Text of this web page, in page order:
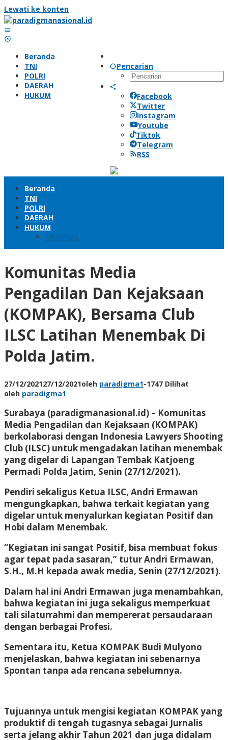
Lewati ke konten
Pencarian
Facebook
Twitter
Instagram
Youtube
Tiktok
Telegram
RSS
Beranda
TNI
POLRI
DAERAH
HUKUM
Beranda
TNI
POLRI
DAERAH
HUKUM
KRIMINAL
Komunitas Media
Pengadilan Dan Kejaksaan
(KOMPAK), Bersama Club
ILSC Latihan Menembak Di
Polda Jatim.
27/12/202127/12/2021oleh paradigma1-1747 Dilihat
oleh paradigma1
Surabaya (paradigmanasional.id) – Komunitas
Media Pengadilan dan Kejaksaan (KOMPAK)
berkolaborasi dengan Indonesia Lawyers Shooting
Club (ILSC) untuk mengadakan latihan menembak
yang digelar di Lapangan Tembak Katjoeng
Permadi Polda Jatim, Senin (27/12/2021).
Pendiri sekaligus Ketua ILSC, Andri Ermawan
mengungkapkan, bahwa terkait kegiatan yang
digelar untuk menyalurkan kegiatan Positif dan
Hobi dalam Menembak.
“Kegiatan ini sangat Positif, bisa membuat fokus
agar tepat pada sasaran,” tutur Andri Ermawan,
S.H., M.H kepada awak media, Senin (27/12/2021).
Dalam hal ini Andri Ermawan juga menambahkan,
bahwa kegiatan ini juga sekaligus memperkuat
tali silaturrahmi dan mempererat persaudaraan
dengan berbagai Profesi.
Sementara itu, Ketua KOMPAK Budi Mulyono
menjelaskan, bahwa kegiatan ini sebenarnya
Spontan tanpa ada rencana sebelumnya.
Tujuannya untuk mengisi kegiatan KOMPAK yang
produktif di tengah tugasnya sebagai Jurnalis
serta jelang akhir Tahun 2021 dan juga didalam